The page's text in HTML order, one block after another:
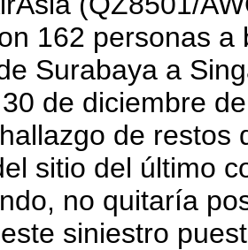
162 personas
Surabaya a
de diciembre
de restos
sitio del último
no quitaría
siniestro